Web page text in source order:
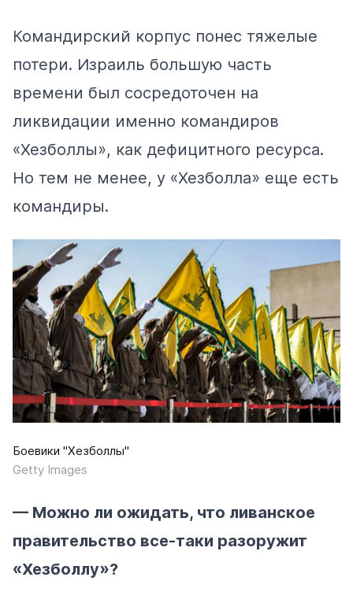
Командирский корпус понес тяжелые
потери. Израиль большую часть
времени был сосредоточен на
ликвидации именно командиров
«Хезболлы», как дефицитного ресурса.
Но тем не менее, у «Хезболла» еще есть
командиры.
Боевики "Хезболлы"
Getty Images
— Можно ли ожидать, что ливанское
правительство все-таки разоружит
«Хезболлу»?